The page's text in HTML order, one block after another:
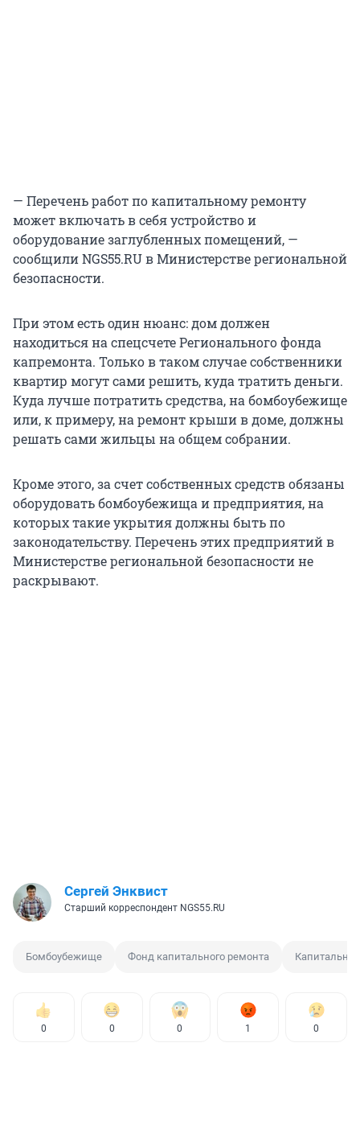
— Перечень работ по капитальному ремонту
может включать в себя устройство и
оборудование заглубленных помещений, —
сообщили NGS55.RU в Министерстве региональной
безопасности.
При этом есть один нюанс: дом должен
находиться на спецсчете Регионального фонда
капремонта. Только в таком случае собственники
квартир могут сами решить, куда тратить деньги.
Куда лучше потратить средства, на бомбоубежище
или, к примеру, на ремонт крыши в доме, должны
решать сами жильцы на общем собрании.
Кроме этого, за счет собственных средств обязаны
оборудовать бомбоубежища и предприятия, на
которых такие укрытия должны быть по
законодательству. Перечень этих предприятий в
Министерстве региональной безопасности не
раскрывают.
Сергей Энквист
Старший корреспондент NGS55.RU
Бомбоубежище Фонд капитального ремонта
0 0 0 1 0